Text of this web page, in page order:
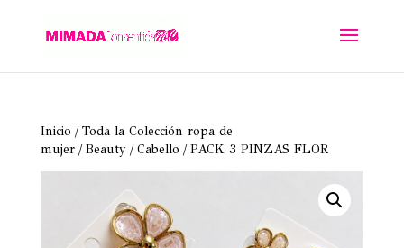
Inicio /Toda la Colección ropa de
mujer/Beauty/Cabello / PACK 3 PINZAS FLOR